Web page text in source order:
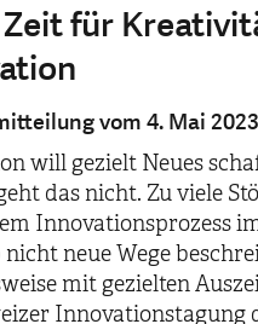
für
vom 4. Mai 2023
will gezielt Neues
das nicht. Zu viele
Innovationsprozess
neue Wege
mit gezielten
Innovationstagung